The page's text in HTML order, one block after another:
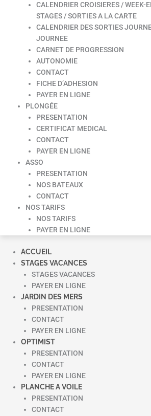
CALENDRIER CROISIERES / WEEK-
STAGES / SORTIES A LA CARTE
CALENDRIER DES SORTIES
JOURNEE
CARNET DE PROGRESSION
AUTONOMIE
CONTACT
FICHE D’ADHESION
PAYER EN LIGNE
PLONGÉE
PRESENTATION
CERTIFICAT MEDICAL
CONTACT
PAYER EN LIGNE
ASSO
PRESENTATION
NOS BATEAUX
CONTACT
NOS TARIFS
NOS TARIFS
PAYER EN LIGNE
ACCUEIL
STAGES VACANCES
STAGES VACANCES
PAYER EN LIGNE
JARDIN DES MERS
PRESENTATION
CONTACT
PAYER EN LIGNE
OPTIMIST
PRESENTATION
CONTACT
PAYER EN LIGNE
PLANCHE A VOILE
PRESENTATION
CONTACT